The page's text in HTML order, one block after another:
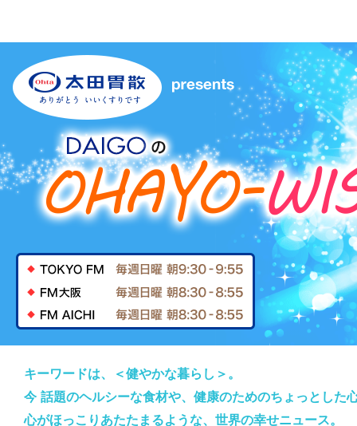
キーワードは、＜健やかな暮らし＞。
今 話題のヘルシーな食材や、健康のためのちょっとし
心がほっこりあたたまるような、世界の幸せニュース。